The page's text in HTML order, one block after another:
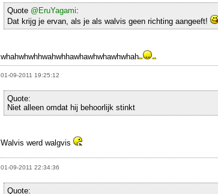
Quote @EruYagami:
Dat krijg je ervan, als je als walvis geen richting aangeeft!
whahwhwhhwahwhhawhawhwhawhwhah
01-09-2011 19:25:12
Quote:
Niet alleen omdat hij behoorlijk stinkt
Walvis werd walgvis
01-09-2011 22:34:36
Quote: